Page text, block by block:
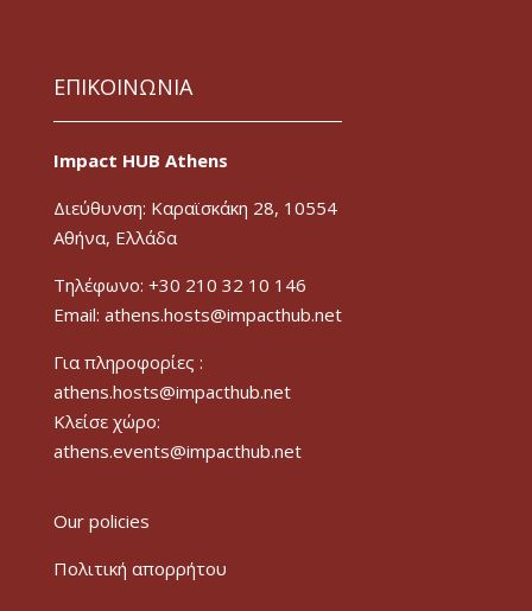
ΕΠΙΚΟΙΝΩΝΙΑ
Impact HUB Athens
Διεύθυνση: Καραϊσκάκη 28, 10554
Αθήνα, Ελλάδα
Τηλέφωνο: +30 210 32 10 146
Email: athens.hosts@impacthub.net
Για πληροφορίες :
athens.hosts@impacthub.net
Κλείσε χώρο:
athens.events@impacthub.net
Our policies
Πολιτική απορρήτου